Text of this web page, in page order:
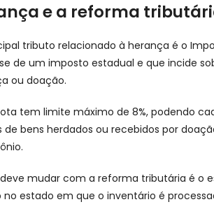
e a reforma
tributo relacionado à herança é o
de um imposto estadual e que incide
ou doação.
tem limite máximo de 8%, podendo
de bens herdados ou recebidos por
mudar com a reforma tributária é o
no estado em que o inventário é